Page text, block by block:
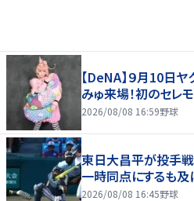
【DeNA】９月10日
みゅ来場！初のセレ
2026/08/08 16:59野球
東日大昌平が投手
一時同点にするも及
2026/08/08 16:45野球